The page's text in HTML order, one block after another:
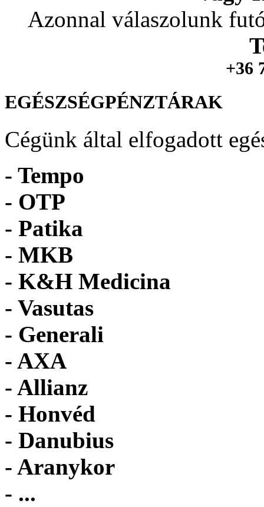
Azonnal válaszolunk
+36
EGÉSZSÉGPÉNZTÁRAK
Cégünk által elfogadott
- Tempo
- OTP
- Patika
- MKB
- K&H Medicina
- Vasutas
- Generali
- AXA
- Allianz
- Honvéd
- Danubius
- Aranykor
- ...